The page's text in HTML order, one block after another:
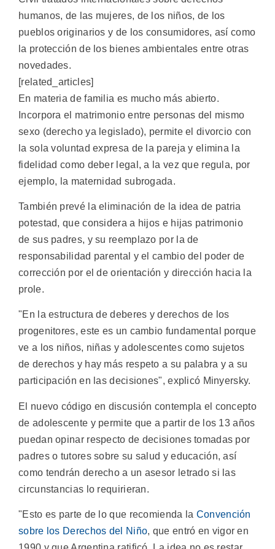
humanos, de las mujeres, de los niños, de los
pueblos originarios y de los consumidores, así como
la protección de los bienes ambientales entre otras
novedades.
[related_articles]
En materia de familia es mucho más abierto.
Incorpora el matrimonio entre personas del mismo
sexo (derecho ya legislado), permite el divorcio con
la sola voluntad expresa de la pareja y elimina la
fidelidad como deber legal, a la vez que regula, por
ejemplo, la maternidad subrogada.
También prevé la eliminación de la idea de patria
potestad, que considera a hijos e hijas patrimonio
de sus padres, y su reemplazo por la de
responsabilidad parental y el cambio del poder de
corrección por el de orientación y dirección hacia la
prole.
"En la estructura de deberes y derechos de los
progenitores, este es un cambio fundamental porque
ve a los niños, niñas y adolescentes como sujetos
de derechos y hay más respeto a su palabra y a su
participación en las decisiones", explicó Minyersky.
El nuevo código en discusión contempla el concepto
de adolescente y permite que a partir de los 13 años
puedan opinar respecto de decisiones tomadas por
padres o tutores sobre su salud y educación, así
como tendrán derecho a un asesor letrado si las
circunstancias lo requirieran.
"Esto es parte de lo que recomienda la Convención
sobre los Derechos del Niño, que entró en vigor en